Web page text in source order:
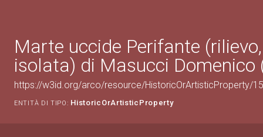
Marte uccide Perifante
isolata) di Masucci Domenico
https://w3id.org/arco/resource/HistoricOrArtisticProperty/
ENTITÀ DI TIPO: HistoricOrArtisticProperty